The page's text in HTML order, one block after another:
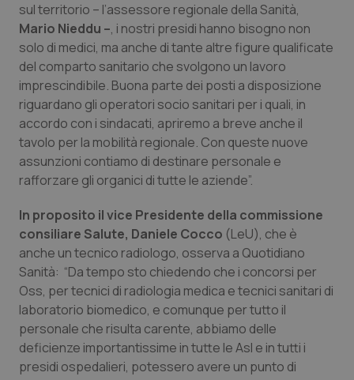
Valle D’Aosta
Veneto
Oncodermatologia
Oncoematologia
Oncologia & Nutrizione
Psoriasi & pelle
Quotidiano Cardiologia
Quotidiano Chirurgia
Quotidiano Oncologia
Quotidiano Pediatria
Rene & patologie urogenitali
sul territorio – l’assessore regionale della Sanità,
Mario Nieddu –, i nostri presidi hanno bisogno non
solo di medici, ma anche di tante altre figure qualificate
del comparto sanitario che svolgono un lavoro
imprescindibile. Buona parte dei posti a disposizione
riguardano gli operatori socio sanitari per i quali, in
accordo con i sindacati, apriremo a breve anche il
tavolo per la mobilità regionale. Con queste nuove
assunzioni contiamo di destinare personale e
rafforzare gli organici di tutte le aziende”.
In proposito il vice Presidente della commissione
consiliare Salute, Daniele Cocco (LeU), che è
anche un tecnico radiologo, osserva a Quotidiano
Sanità: “Da tempo sto chiedendo che i concorsi per
Oss, per tecnici di radiologia medica e tecnici sanitari di
laboratorio biomedico, e comunque per tutto il
personale che risulta carente, abbiamo delle
deficienze importantissime in tutte le Asl e in tutti i
presidi ospedalieri, potessero avere un punto di